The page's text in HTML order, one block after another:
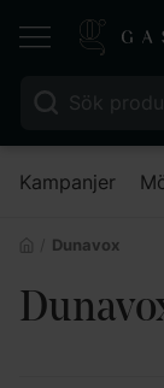
Sök efter:
Kampanjer
Dunavox